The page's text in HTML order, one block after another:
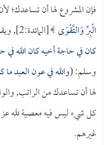
فإن المشروع لها أن تساعدك؛
الْبِرِّ وَالتَّقْوَى [المائدة:2], ويقول النبي صلى الله عليه وسلم: (
كان في حاجة أخيه كان الله في
وسلم: (والله في عون العبد
لها أن تساعدك من الراتب,
كل شيء ليس فيه معصية لله عز
غيرهم.